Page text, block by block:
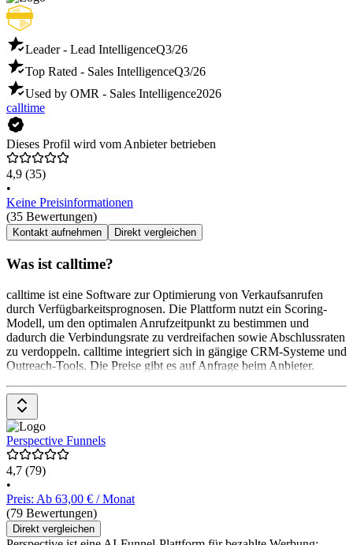
Leader - Lead IntelligenceQ3/26
Top Rated - Sales IntelligenceQ3/26
Used by OMR - Sales Intelligence2026
calltime
Dieses Profil wird vom Anbieter betrieben
4,9 (35)
•
Keine Preisinformationen
(35 Bewertungen)
Kontakt aufnehmen Direkt vergleichen
Was ist calltime?
calltime ist eine Software zur Optimierung von Verkaufsanrufen
durch Verfügbarkeitsprognosen. Die Plattform nutzt ein Scoring-
Modell, um den optimalen Anrufzeitpunkt zu bestimmen und
dadurch die Verbindungsrate zu verdreifachen sowie Abschlussraten
zu verdoppeln. calltime integriert sich in gängige CRM-Systeme und
Outreach-Tools. Die Preise gibt es auf Anfrage beim Anbieter.
Perspective Funnels
4,7 (79)
•
Preis: Ab 63,00 € / Monat
(79 Bewertungen)
Direkt vergleichen